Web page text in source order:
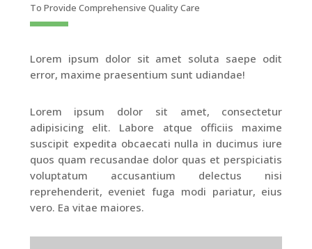
To Provide Comprehensive Quality Care
Lorem ipsum dolor sit amet soluta saepe odit
error, maxime praesentium sunt udiandae!
Lorem ipsum dolor sit amet, consectetur
adipisicing elit. Labore atque officiis maxime
suscipit expedita obcaecati nulla in ducimus iure
quos quam recusandae dolor quas et perspiciatis
voluptatum accusantium delectus nisi
reprehenderit, eveniet fuga modi pariatur, eius
vero. Ea vitae maiores.